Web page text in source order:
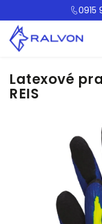
0915
Latexové
REIS